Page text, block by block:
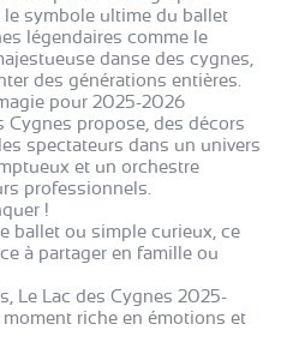
le symbole ultime du ballet
légendaires comme le
danse des cygnes,
des générations entières.
pour 2025-2026
Cygnes propose, des décors
spectateurs dans un univers
et un orchestre
professionnels.
!
ballet ou simple curieux, ce
à partager en famille ou
Le Lac des Cygnes 2025-
riche en émotions et